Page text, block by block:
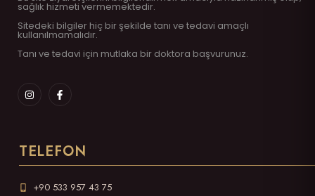
sağlık hizmeti vermemektedir.
Sitedeki bilgiler hiç bir şekilde tanı ve tedavi amaçlı
kullanılmamalıdır.
Tanı ve tedavi için mutlaka bir doktora başvurunuz.
TELEFON
+90 533 957 43 75